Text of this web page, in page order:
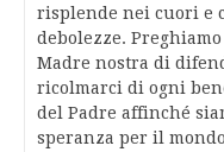
risplende nei cuori e
debolezze.
Madre nostra di
ricolmarci di ogni
del Padre affinché
speranza per il